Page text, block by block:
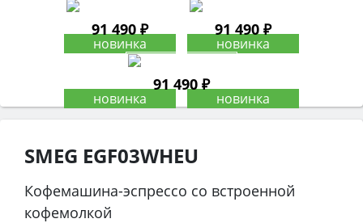
91 490 ₽ 91 490 ₽
91 490 ₽
SMEG EGF03WHEU
Кофемашина-эспрессо со встроенной
кофемолкой